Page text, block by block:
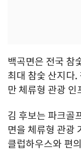
백곡면은 전국 참
최대 참숯 산지다.
만 체류형 관광
김 후보는 파크골
면을 체류형 관광
클럽하우스와 편